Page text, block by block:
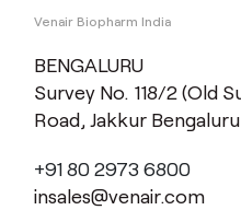
Venair Biopharm India
BENGALURU
Survey No. 118/2 (Old
Road, Jakkur
+91 80 2973 6800
insales@venair.com